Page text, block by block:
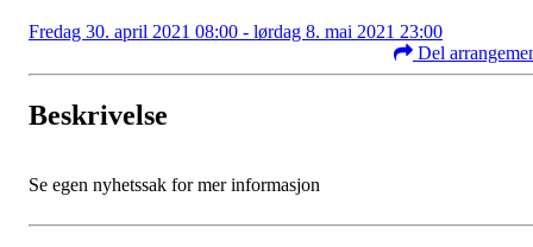
Fredag 30. april 2021 08:00 - lørdag 8. mai 2021 23:00
Del
Beskrivelse
Se egen nyhetssak for mer informasjon